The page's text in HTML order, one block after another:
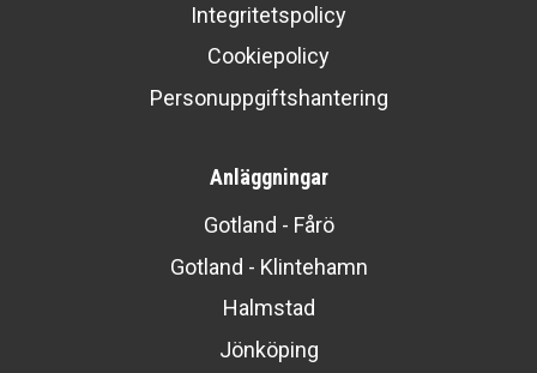
Integritetspolicy
Cookiepolicy
Personuppgiftshantering
Anläggningar
Gotland - Fårö
Gotland - Klintehamn
Halmstad
Jönköping